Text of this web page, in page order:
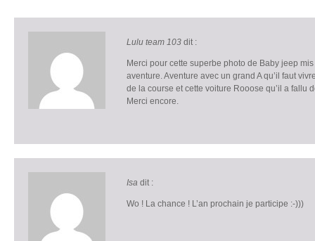
Lulu team 103 dit :
Merci pour cette superbe photo de Baby jeep
aventure. Aventure avec un grand A qu’il faut
de la course et cette voiture Rooose qu’il a fallu
Merci encore.
Isa dit :
Wo ! La chance ! L’an prochain je participe :-)))